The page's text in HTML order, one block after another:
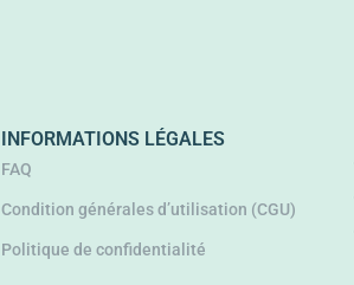
INFORMATIONS LÉGALES
FAQ
Condition générales d’utilisation (CGU)
Politique de confidentialité